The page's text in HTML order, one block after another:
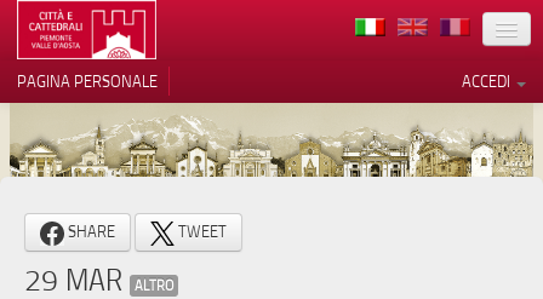
TERRITORIO
ARCHITETTURE
MUSEI
ITINERARI
ACCEDI
PAGINA PERSONALE
SHARE TWEET
29 MAR ALTRO
Informativa sulla raccolta
Le tue preferenze relative alla